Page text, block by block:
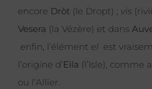
encore Dròt (le Dropt) ; vis
Vesera (la Vézère) et dans
enfin, l’élément el est
l’origine d’Eila (l’Isle), comme
ou l’Allier.